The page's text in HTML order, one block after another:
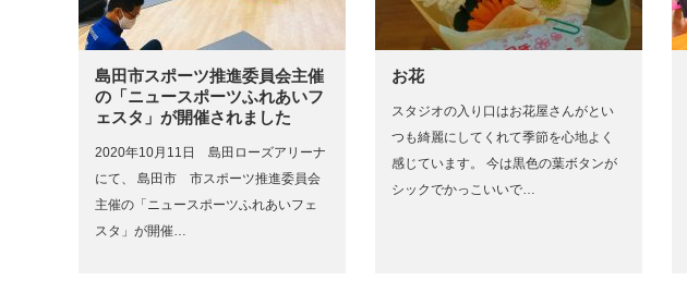
島田市スポーツ推進委員会主催
の「ニュースポーツふれあいフ
ェスタ」が開催されました
2020年10月11日 島田ローズアリーナ
にて、 島田市 市スポーツ推進委員会
主催の「ニュースポーツふれあいフェ
スタ」が開催…
お花
スタジオの入り口はお花屋さんがとい
つも綺麗にしてくれて季節を心地よく
感じています。 今は黒色の葉ボタンが
シックでかっこいいで…